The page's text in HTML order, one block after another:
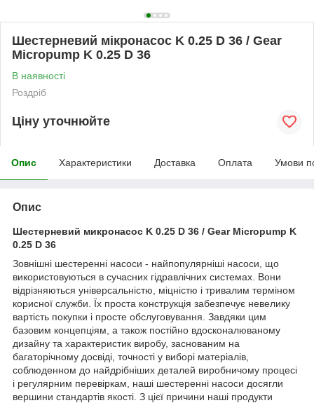
Шестерневий мікронасос K 0.25 D 36 / Gear
Micropump K 0.25 D 36
В наявності
Роздріб
Ціну уточнюйте
Опис Характеристики Доставка Оплата Умови
Опис
Шестерневий микронасос K 0.25 D 36 / Gear Micropump K
0.25 D 36
Зовнішні шестеренні насоси - найпопулярніші насоси, що
використовуються в сучасних гідравлічних системах. Вони
відрізняються універсальністю, міцністю і тривалим терміном
корисної служби. Їх проста конструкція забезпечує невелику
вартість покупки і просте обслуговування. Завдяки цим
базовим концепціям, а також постійно вдосконалюваному
дизайну та характеристик виробу, заснованим на
багаторічному досвіді, точності у виборі матеріалів,
соблюденном до найдрібніших деталей виробничому процесі
і регулярним перевіркам, наші шестеренні насоси досягли
вершини стандартів якості. З цієї причини наші продукти